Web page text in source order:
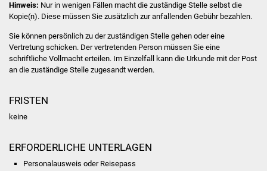
Jugendhaus
Fachteam Jugend
Suenergie
Hinweis: Nur in wenigen Fällen macht die zuständige Stelle selbst die
Kopie(n). Diese müssen Sie zusätzlich zur anfallenden Gebühr bezahlen.
Sie können persönlich zu der zuständigen Stelle gehen oder eine
Vertretung schicken. Der vertretenden Person müssen Sie eine
schriftliche Vollmacht erteilen. Im Einzelfall kann die Urkunde mit der Post
an die zuständige Stelle zugesandt werden.
FRISTEN
keine
ERFORDERLICHE UNTERLAGEN
Personalausweis oder Reisepass